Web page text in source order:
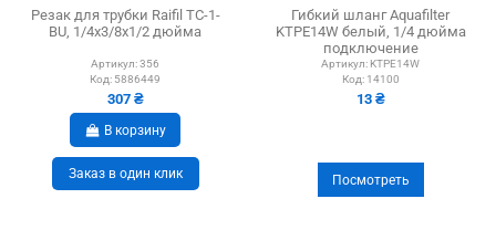
Резак для трубки Raifil TC-1-
BU, 1/4х3/8х1/2 дюйма
Артикул:356
Код: 5886449
307 ₴
В корзину
Заказ в один клик
Гибкий шланг Aquafilter
KTPE14W белый, 1/4 дюйма
подключение
Артикул: KTPE14W
Код: 14100
13 ₴
Посмотреть